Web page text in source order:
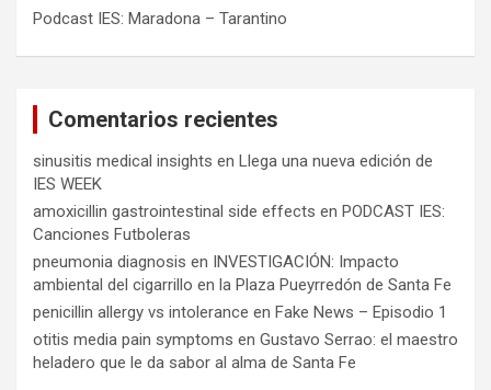
Podcast IES: Maradona – Tarantino
Comentarios recientes
sinusitis medical insights en Llega una nueva edición de
IES WEEK
amoxicillin gastrointestinal side effects en PODCAST IES:
Canciones Futboleras
pneumonia diagnosis en INVESTIGACIÓN: Impacto
ambiental del cigarrillo en la Plaza Pueyrredón de Santa Fe
penicillin allergy vs intolerance en Fake News – Episodio 1
otitis media pain symptoms en Gustavo Serrao: el maestro
heladero que le da sabor al alma de Santa Fe